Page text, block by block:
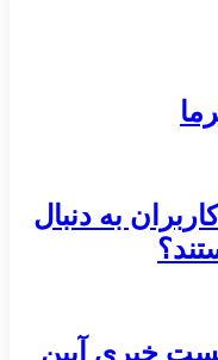
به دنبال
خبری آیین